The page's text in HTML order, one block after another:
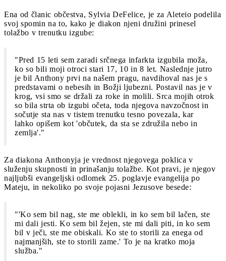
Ena od članic občestva, Sylvia DeFelice, je za Aleteio podelila
svoj spomin na to, kako je diakon njeni družini prinesel
tolažbo v trenutku izgube:
"Pred 15 leti sem zaradi srčnega infarkta izgubila moža,
ko so bili moji otroci stari 17, 10 in 8 let. Naslednje jutro
je bil Anthony prvi na našem pragu, navdihoval nas je s
predstavami o nebesih in Božji ljubezni. Postavil nas je v
krog, vsi smo se držali za roke in molili. Srca mojih otrok
so bila strta ob izgubi očeta, toda njegova navzočnost in
sočutje sta nas v tistem trenutku tesno povezala, kar
lahko opišem kot 'občutek, da sta se združila nebo in
zemlja'."
Za diakona Anthonyja je vrednost njegovega poklica v
služenju skupnosti in prinašanju tolažbe. Kot pravi, je njegov
najljubši evangeljski odlomek 25. poglavje evangelija po
Mateju, in nekoliko po svoje pojasni Jezusove besede:
"'Ko sem bil nag, ste me oblekli, in ko sem bil lačen, ste
mi dali jesti. Ko sem bil žejen, ste mi dali piti, in ko sem
bil v ječi, ste me obiskali. Ko ste to storili za enega od
najmanjših, ste to storili zame.' To je na kratko moja
služba."